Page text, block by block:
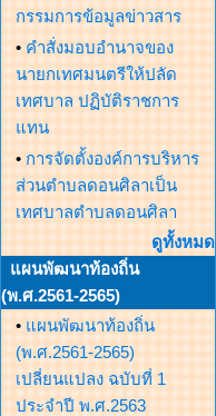
กรรมการข้อมูลข่าวสาร
• คำสั่งมอบอำนาจของ
นายกเทศมนตรีให้ปลัด
เทศบาล ปฏิบัติราชการ
แทน
• การจัดตั้งองค์การบริหาร
ส่วนตำบลดอนศิลาเป็น
เทศบาลตำบลดอนศิลา
ดูทั้งหมด
แผนพัฒนาท้องถิ่น
(พ.ศ.2561-2565)
• แผนพัฒนาท้องถิ่น
(พ.ศ.2561-2565)
เปลี่ยนแปลง ฉบับที่ 1
ประจำปี พ.ศ.2563